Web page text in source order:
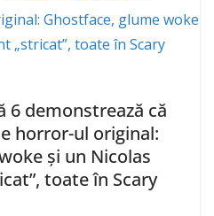
6 demonstrează că
horror-ul original:
și un Nicolas
toate în Scary